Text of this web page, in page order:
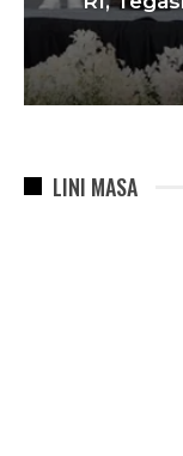
LINI MASA